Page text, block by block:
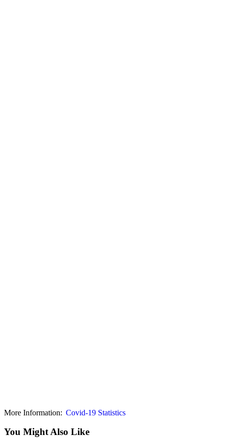
More Information: Covid-19 Statistics
You Might Also Like